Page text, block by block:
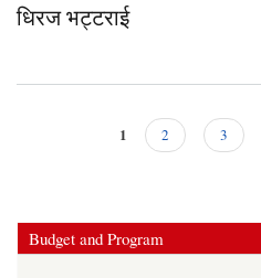
धिरज भट्टराई
1 2 3
Budget and Program